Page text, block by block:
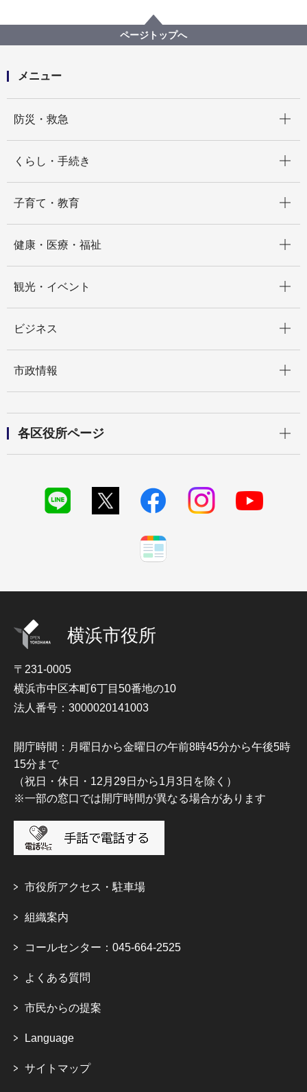
ページトップへ
メニュー
防災・救急
くらし・手続き
子育て・教育
健康・医療・福祉
観光・イベント
ビジネス
市政情報
各区役所ページ
横浜市役所
〒231-0005
横浜市中区本町6丁目50番地の10
法人番号：3000020141003
開庁時間：月曜日から金曜日の午前8時45分から午後5時
15分まで
（祝日・休日・12月29日から1月3日を除く）
※一部の窓口では開庁時間が異なる場合があります
市役所アクセス・駐車場
組織案内
コールセンター：045-664-2525
よくある質問
市民からの提案
Language
サイトマップ